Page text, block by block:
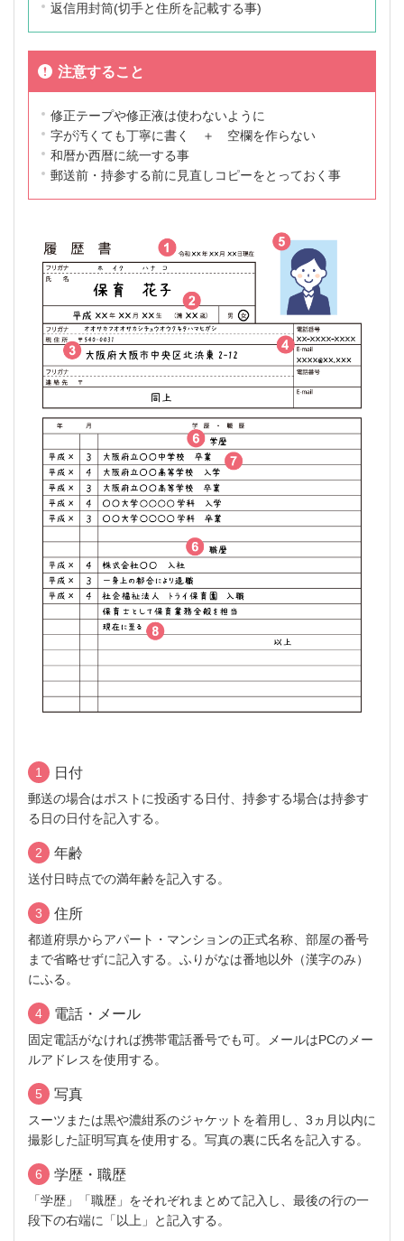
返信用封筒(切手と住所を記載する事)
注意すること
修正テープや修正液は使わないように
字が汚くても丁寧に書く ＋ 空欄を作らない
和暦か西暦に統一する事
郵送前・持参する前に見直しコピーをとっておく事
1 日付
郵送の場合はポストに投函する日付、持参する場合は持参す
る日の日付を記入する。
2 年齢
送付日時点での満年齢を記入する。
3 住所
都道府県からアパート・マンションの正式名称、部屋の番号
まで省略せずに記入する。ふりがなは番地以外（漢字のみ）
にふる。
4 電話・メール
固定電話がなければ携帯電話番号でも可。メールはPCのメー
ルアドレスを使用する。
5 写真
スーツまたは黒や濃紺系のジャケットを着用し、3ヵ月以内に
撮影した証明写真を使用する。写真の裏に氏名を記入する。
6 学歴・職歴
「学歴」「職歴」をそれぞれまとめて記入し、最後の行の一
段下の右端に「以上」と記入する。